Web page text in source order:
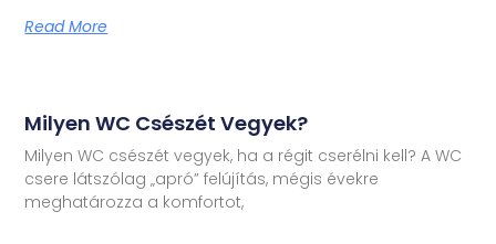
Read More
Milyen WC Csészét Vegyek?
Milyen WC csészét vegyek, ha a régit cserélni kell? A WC
csere látszólag „apró” felújítás, mégis évekre
meghatározza a komfortot,